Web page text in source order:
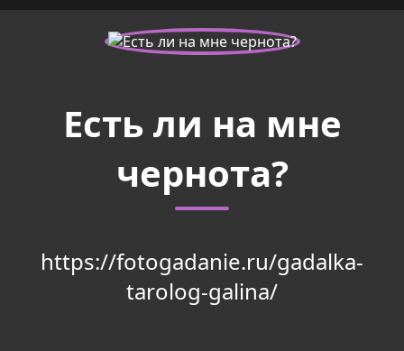
Есть ли на мне
чернота?
https://fotogadanie.ru/gadalka-
tarolog-galina/